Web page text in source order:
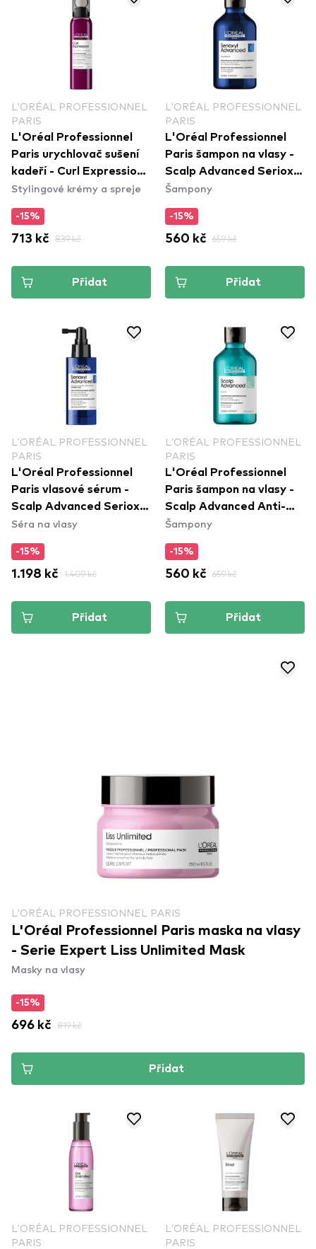
L'ORÉAL PROFESSIONNEL
PARIS
L'Oréal Professionnel
Paris urychlovač sušení
kadeří - Curl Expression
Drying Accelerator
Stylingové krémy a spreje
-15%
713 kč 839 kč
Přidat
L'ORÉAL PROFESSIONNEL
PARIS
L'Oréal Professionnel
Paris šampon na vlasy -
Scalp Advanced Serioxyl
Advanced Shampoo
Šampony
-15%
560 kč 659 kč
Přidat
L'ORÉAL PROFESSIONNEL
PARIS
L'Oréal Professionnel
Paris vlasové sérum -
Scalp Advanced Serioxyl
Advanced Denser Hair
Séra na vlasy
-15%
1.198 kč 1.409 kč
Přidat
L'ORÉAL PROFESSIONNEL
PARIS
L'Oréal Professionnel
Paris šampon na vlasy -
Scalp Advanced Anti-
Oiliness Dermo-Purifier
Šampony
-15%
560 kč 659 kč
Přidat
L'ORÉAL PROFESSIONNEL PARIS
L'Oréal Professionnel Paris maska na vlasy
- Serie Expert Liss Unlimited Mask
Masky na vlasy
-15%
696 kč 819 kč
Přidat
L'ORÉAL PROFESSIONNEL
PARIS
L'ORÉAL PROFESSIONNEL
PARIS